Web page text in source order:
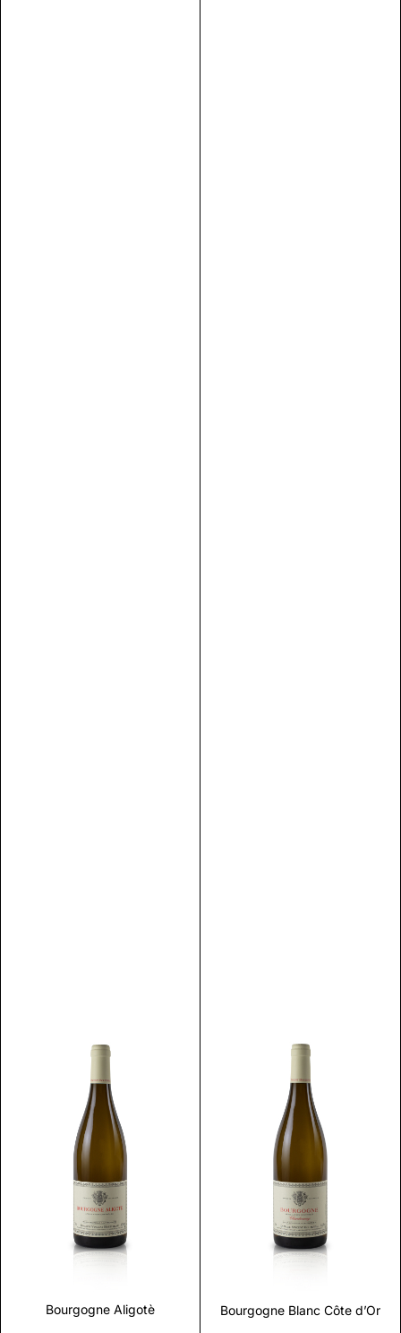
Bourgogne Aligotè
Scopri
Bourgogne Blanc Côte d’Or
Scopri